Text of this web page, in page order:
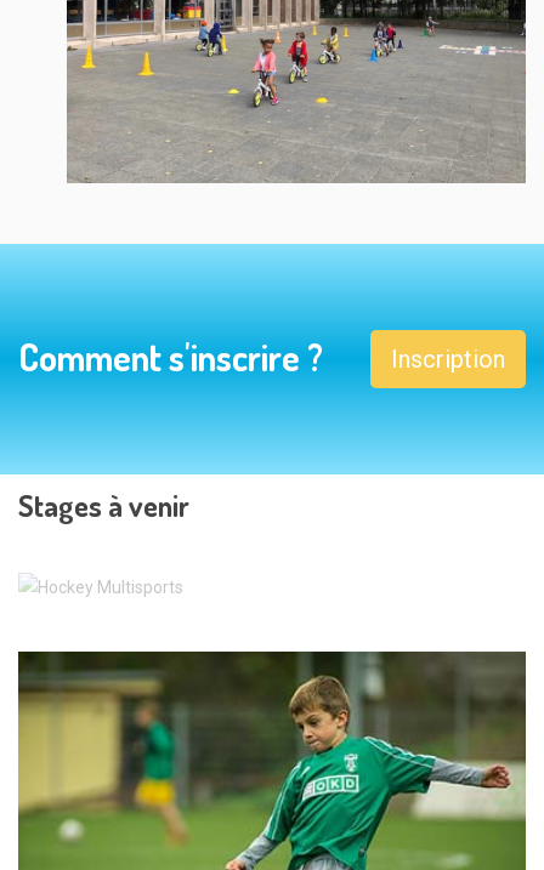
Comment s'inscrire ? Inscription
Stages à venir
hockey ou pour...